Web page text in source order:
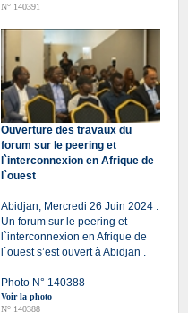
N° 140391
Ouverture des travaux du
forum sur le peering et
l`interconnexion en Afrique de
l`ouest
Abidjan, Mercredi 26 Juin 2024 .
Un forum sur le peering et
l`interconnexion en Afrique de
l`ouest s’est ouvert à Abidjan .
Photo N° 140388
Voir la photo
N° 140388